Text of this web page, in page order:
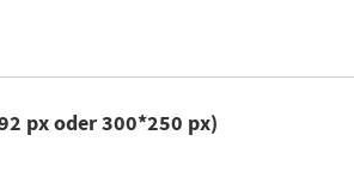
px oder 300*250 px)